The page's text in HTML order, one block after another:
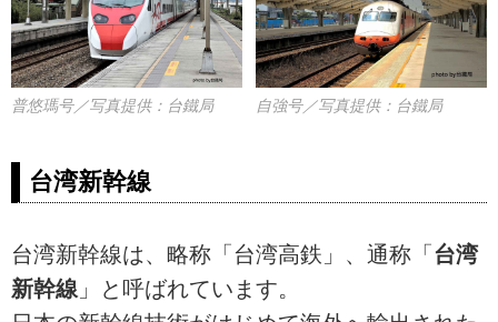
普悠瑪号／写真提供：台鐵局 自強号／写真提供：台鐵局
台湾新幹線
台湾新幹線は、略称「台湾高鉄」、通称「 台湾
新幹線 」と呼ばれています。